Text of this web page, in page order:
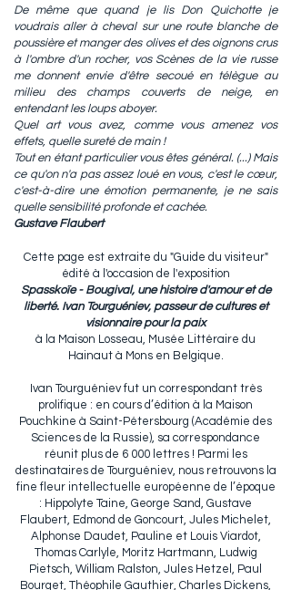
De même que quand je lis Don Quichotte je
voudrais aller à cheval sur une route blanche de
poussière et manger des olives et des oignons crus
à l'ombre d'un rocher, vos Scènes de la vie russe
me donnent envie d'être secoué en télègue au
milieu des champs couverts de neige, en
entendant les loups aboyer.
Quel art vous avez, comme vous amenez vos
effets, quelle sureté de main !
Tout en étant particulier vous êtes général. (...) Mais
ce qu'on n'a pas assez loué en vous, c'est le cœur,
c'est-à-dire une émotion permanente, je ne sais
quelle sensibilité profonde et cachée.
Gustave Flaubert
Cette page est extraite du "Guide du visiteur"
édité à l'occasion de l'exposition
Spasskoïe - Bougival, une histoire d'amour et de
liberté. Ivan Tourguéniev, passeur de cultures et
visionnaire pour la paix
à la Maison Losseau, Musée Littéraire du
Hainaut à Mons en Belgique.
Ivan Tourguéniev fut un correspondant très
prolifique : en cours d’édition à la Maison
Pouchkine à Saint-Pétersbourg (Académie des
Sciences de la Russie), sa correspondance
réunit plus de 6 000 lettres ! Parmi les
destinataires de Tourguéniev, nous retrouvons la
fine fleur intellectuelle européenne de l’époque
: Hippolyte Taine, George Sand, Gustave
Flaubert, Edmond de Goncourt, Jules Michelet,
Alphonse Daudet, Pauline et Louis Viardot,
Thomas Carlyle, Moritz Hartmann, Ludwig
Pietsch, William Ralston, Jules Hetzel, Paul
Bourget, Théophile Gauthier, Charles Dickens,